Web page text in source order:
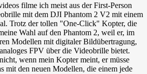
filme ich meist aus der First-Person
mit dem DJI Phantom 2 V2 mit einem
Trotz der tollen "One-Click" Kopter, die
Wahl auf den Phantom 2, weil er, im
Modellen mit digitaler Bildübertragung,
FPV über die Videobrille bietet.
wenn mein Kopter meint, er müsse
mit den neuen Modellen, die einem jede